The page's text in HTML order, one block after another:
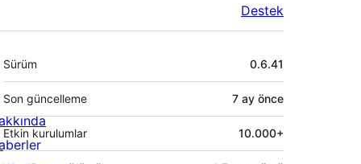
Destek
Meta
Sürüm 0.6.41
Son güncelleme 7 ay önce
Etkin kurulumlar 10.000+